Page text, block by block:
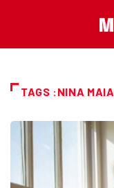
TAGS :NINA MAIA